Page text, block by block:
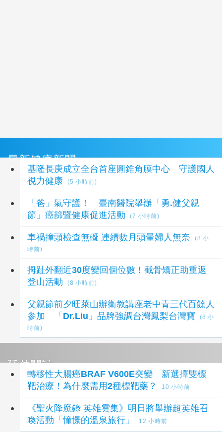
最新健康新聞
基隆長庚成立全台首座圓錐角膜中心 守護國人
視力健康
(5 小時前)
「爸」氣守護！ 臺南醫院舉辦「勇.健父親
節」癌篩暨健康促進活動
(7 小時前)
車禍撞頭檢查無礙 連續數月頭暈婦人無奈
(8 小
時前)
拇趾外翻近30度變回個位數！截骨矯正助重返
登山活動
(8 小時前)
父親節前夕旺萊山辦衛教講座老中青三代百餘人
参加 「Dr.Liu」品牌強調台灣鳳梨台灣寶
(8 小
時前)
延伸閱讀
轉移性大腸癌BRAF V600E突變 新選擇雙標
靶治療！為什麼需用2種標靶藥？
10 小時前
《聖火降魔錄 英雄雲集》明日將舉辦超英雄召
喚活動「憧憬的溫泉旅行」
12 小時前